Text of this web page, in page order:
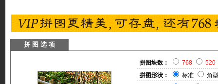
拼 图 选 项
拼图块数： 768
520
拼图形状：
标准
角型